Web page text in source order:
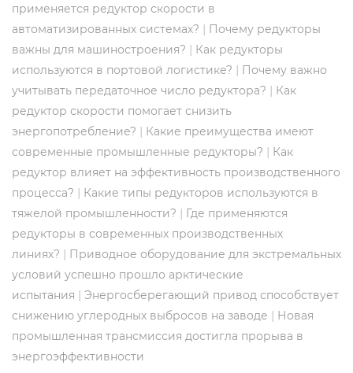
применяется редуктор скорости в
автоматизированных системах? | Почему редукторы
важны для машиностроения? | Как редукторы
используются в портовой логистике? | Почему важно
учитывать передаточное число редуктора? | Как
редуктор скорости помогает снизить
энергопотребление? | Какие преимущества имеют
современные промышленные редукторы? | Как
редуктор влияет на эффективность производственного
процесса? | Какие типы редукторов используются в
тяжелой промышленности? | Где применяются
редукторы в современных производственных
линиях? | Приводное оборудование для экстремальных
условий успешно прошло арктические
испытания | Энергосберегающий привод способствует
снижению углеродных выбросов на заводе | Новая
промышленная трансмиссия достигла прорыва в
энергоэффективности